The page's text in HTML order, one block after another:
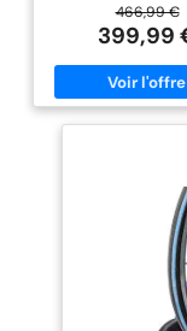
sur les performances
du CORE original et
une configuration plus
plus facile, une
connectivité et
fonctionnalités
SENSATION DE
LÉGENDAIRE KICKR :
CORE offre une
et une sensation
route, il est conçu
efforts intenses et
structuré
SIMPLE ET
466,99 €
399,99